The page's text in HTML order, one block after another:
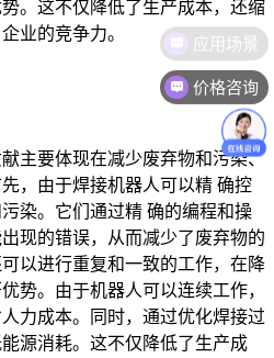
。这不仅降低了生产成本，还缩
业的竞争力。
主要体现在减少废弃物和污染、
，由于焊接机器人可以精 确控
染。它们通过精 确的编程和操
现的错误，从而减少了废弃物的
以进行重复和一致的工作，在降
势。由于机器人可以连续工作，
力成本。同时，通过优化焊接过
源消耗。这不仅降低了生产成
价格咨询